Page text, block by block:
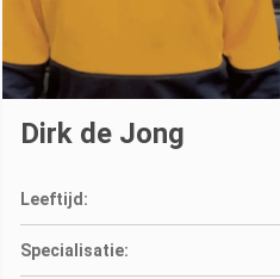
Dirk de Jong
Leeftijd:
Specialisatie: